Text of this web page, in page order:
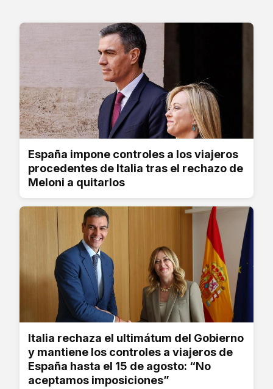
España impone controles a los viajeros
procedentes de Italia tras el rechazo de
Meloni a quitarlos
Italia rechaza el ultimátum del Gobierno
y mantiene los controles a viajeros de
España hasta el 15 de agosto: “No
aceptamos imposiciones”